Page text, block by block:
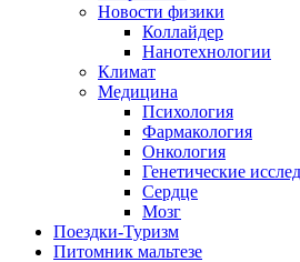
Новости физики
Коллайдер
Нанотехнологии
Климат
Медицина
Психология
Фармакология
Онкология
Генетические
Сердце
Мозг
Поездки-Туризм
Питомник мальтезе